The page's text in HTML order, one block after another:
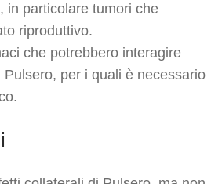
in particolare tumori che
riproduttivo.
che potrebbero interagire
per i quali è necessario